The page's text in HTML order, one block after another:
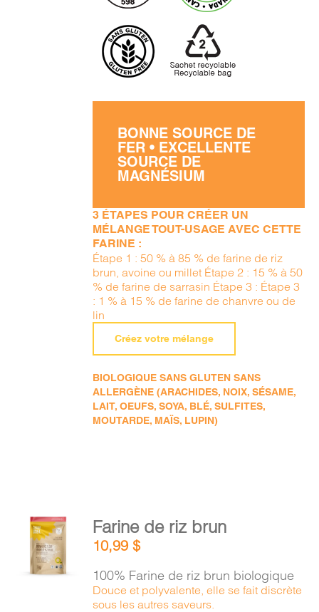
BONNE SOURCE DE
FER • EXCELLENTE
SOURCE DE
MAGNÉSIUM
3 ÉTAPES POUR CRÉER UN
MÉLANGE TOUT-USAGE AVEC CETTE
FARINE :
Étape 1 : 50 % à 85 % de farine de riz
brun, avoine ou millet Étape 2 : 15 % à 50
% de farine de sarrasin Étape 3 : Étape 3
: 1 % à 15 % de farine de chanvre ou de
lin
Créez votre mélange
BIOLOGIQUE SANS GLUTEN SANS
ALLERGÈNE (ARACHIDES, NOIX, SÉSAME,
LAIT, OEUFS, SOYA, BLÉ, SULFITES,
MOUTARDE, MAÏS, LUPIN)
AJOUTER
AU
PANIER
/
Farine de riz brun
10,99$
100% Farine de riz brun biologique
Douce et polyvalente, elle se fait discrète
sous les autres saveurs.